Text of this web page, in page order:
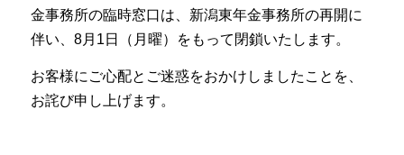
金事務所の臨時窓口は、新潟東年金事務所の再開に
伴い、8月1日（月曜）をもって閉鎖いたします。
お客様にご心配とご迷惑をおかけしましたことを、
お詫び申し上げます。